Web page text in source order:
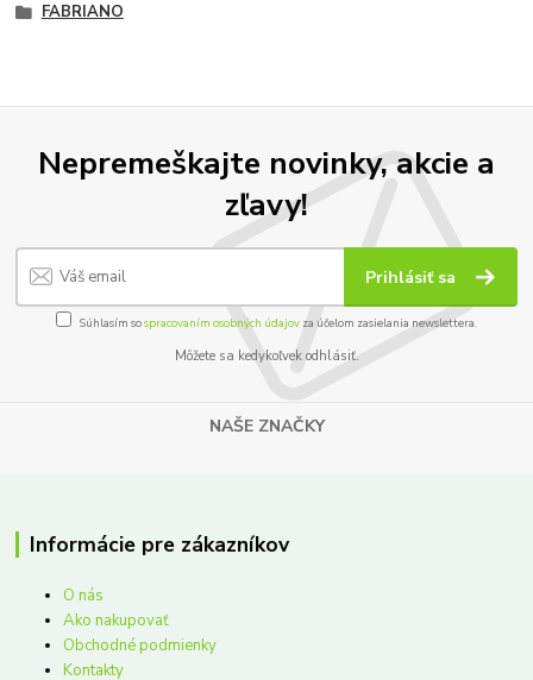
FABRIANO
Nepremeškajte novinky, akcie a
zľavy!
Prihlásiť sa
Súhlasím sospracovaním osobných údajov za účelom zasielania newslettera.
Môžete sa kedykoľvek odhlásiť.
NAŠE ZNAČKY
Informácie pre zákazníkov
O nás
Ako nakupovať
Obchodné podmienky
Kontakty